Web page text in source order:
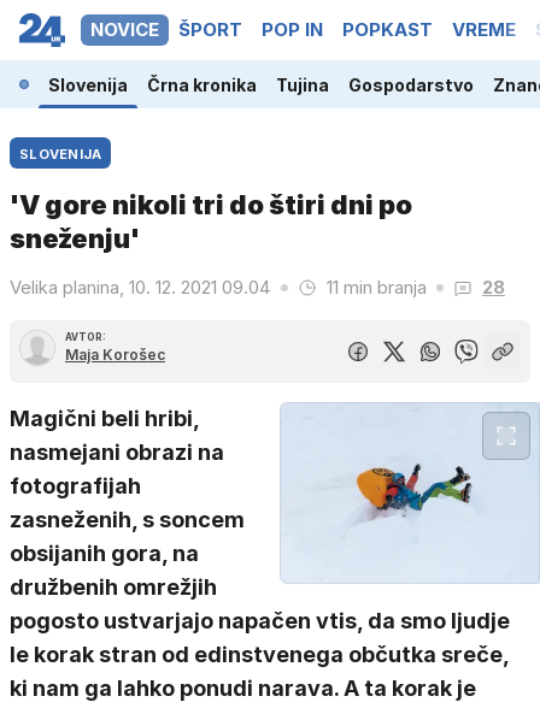
NOVICE ŠPORT POP IN POPKAST VREME
Slovenija Črna kronika Tujina Gospodarstvo
SLOVENIJA
'V gore nikoli tri do štiri dni po
sneženju'
Velika planina, 10. 12. 2021 09.04 11 min branja 28
AVTOR:
Maja Korošec
Magični beli hribi,
nasmejani obrazi na
fotografijah
zasneženih, s soncem
obsijanih gora, na
družbenih omrežjih
pogosto ustvarjajo napačen vtis, da smo ljudje
le korak stran od edinstvenega občutka sreče,
ki nam ga lahko ponudi narava. A ta korak je